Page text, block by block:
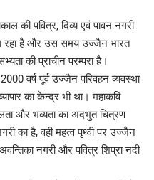
की पवित्र, दिव्य एवं पावन नगरी
रहा है और उस समय उज्जैन भारत
की प्राचीन परम्परा है।
वर्ष पूर्व उज्जैन परिवहन व्यवस्था
का केन्द्र भी था। महाकवि
और भव्यता का अदभुत चित्रण
का है, वही महत्व पृथ्वी पर उज्जैन
नगरी और पवित्र शिप्रा नदी